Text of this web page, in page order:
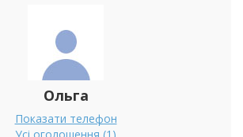
Ольга
Показати телефон